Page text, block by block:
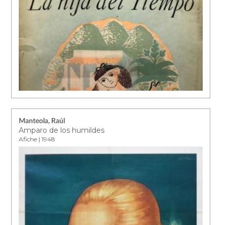
Manteola, Raúl
Amparo de los humildes
Afiche | 1948